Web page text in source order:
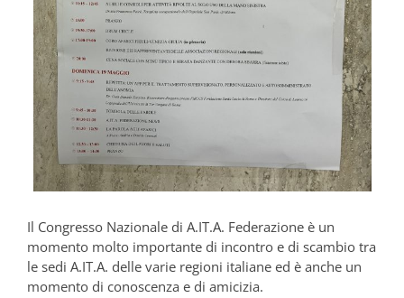
Il Congresso Nazionale di A.IT.A. Federazione è un
momento molto importante di incontro e di scambio tra
le sedi A.IT.A. delle varie regioni italiane ed è anche un
momento di conoscenza e di amicizia.